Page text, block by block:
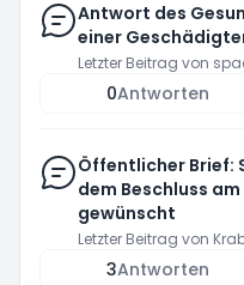
Antwort des
einer
Letzter Beitrag von
0Antworten
Öffentlicher Brief:
dem Beschluss
gewünscht
Letzter Beitrag von
3Antworten